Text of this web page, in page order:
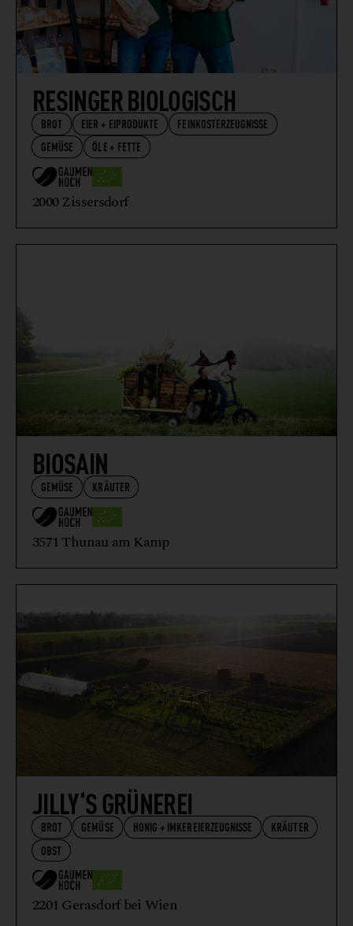
RESINGER BIOLOGISCH
BROT EIER + EIPRODUKTE
FEINKOSTERZEUGNISSE
GEMÜSE
ÖLE + FETTE
2000 Zissersdorf
BIOSAIN
GEMÜSE KRÄUTER
3571 Thunau am Kamp
JILLY‘S GRÜNEREI
BROT GEMÜSE HONIG + IMKEREIERZEUGNISSE
KRÄUTER
OBST
2201 Gerasdorf bei Wien